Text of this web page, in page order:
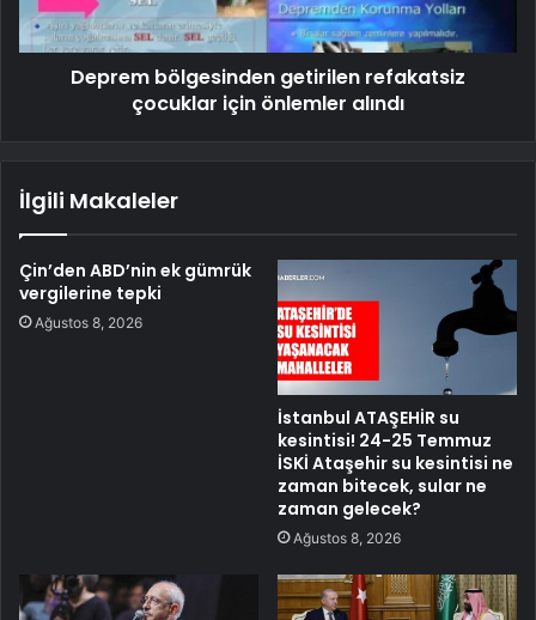
Deprem bölgesinden getirilen refakatsiz
çocuklar için önlemler alındı
İlgili Makaleler
Çin’den ABD’nin ek gümrük
vergilerine tepki
Ağustos 8, 2026
İstanbul ATAŞEHİR su
kesintisi! 24-25 Temmuz
İSKİ Ataşehir su kesintisi ne
zaman bitecek, sular ne
zaman gelecek?
Ağustos 8, 2026